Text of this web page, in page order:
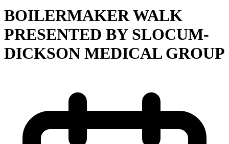
BOILERMAKER WALK
PRESENTED BY SLOCUM-
DICKSON MEDICAL GROUP